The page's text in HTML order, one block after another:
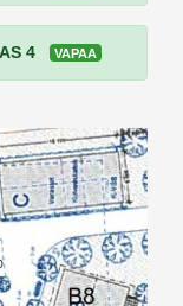
4 VAPAA